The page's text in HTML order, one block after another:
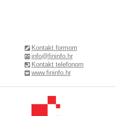
Kontakt formom
info@fininfo.hr
Kontakt telefonom
www.fininfo.hr